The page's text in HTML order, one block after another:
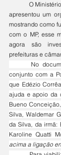
	O Ministério Público de Mato Grosso (MPMT)
apresentou um
mostrando como
com o MP, esse
agora são
prefeituras e
conjunto com a
que Edézio
ajuda e apoio da
Bueno
Silva, Waldemar
da Silva, da irmã:
Karoline Quatti
acima a ligação